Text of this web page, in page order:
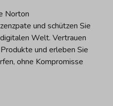
Norton
und schützen Sie
Welt. Vertrauen
und erleben Sie
ohne Kompromisse